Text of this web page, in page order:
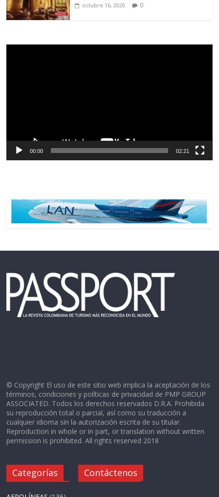
octubre 16, 2020 0
00:00 02:21
© Copyright El uso de este sitio web implica la aceptación de los
términos, condiciones y políticas de privacidad de PMP GROUP
ASSOCIATED. Todos los derechos reservados D.R.A. Prohibida
su reproducción total o parcial, así como su traducción a
cualquier idioma sin la autorización escrita de su titular.
Reproduction in whole or in part, or translation without written
permission is prohibited. All rights reserved 2018
Categorías Contáctenos